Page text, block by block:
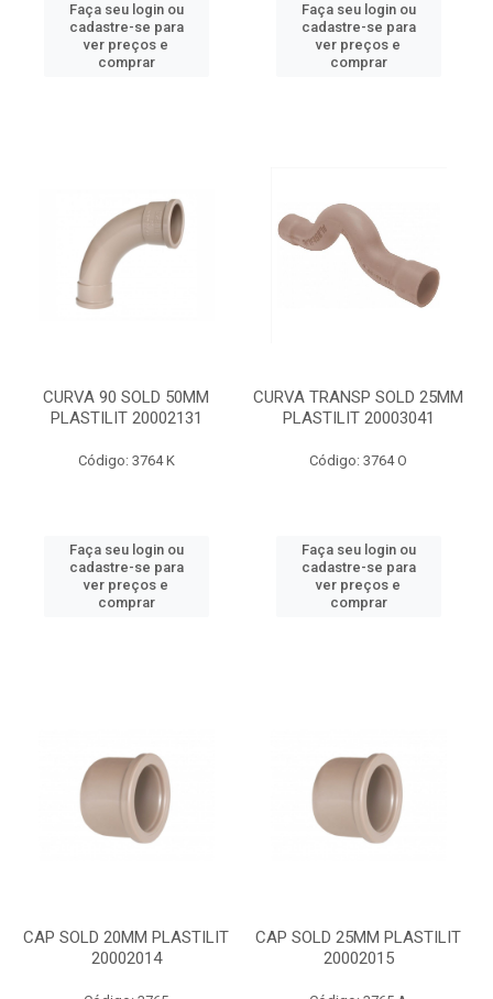
Faça seu login ou
cadastre-se para
ver preços e
comprar
Faça seu login ou
cadastre-se para
ver preços e
comprar
CURVA 90 SOLD 50MM
PLASTILIT 20002131
Código: 3764 K
Faça seu login ou
cadastre-se para
ver preços e
comprar
CURVA TRANSP SOLD 25MM
PLASTILIT 20003041
Código: 3764 O
Faça seu login ou
cadastre-se para
ver preços e
comprar
CAP SOLD 20MM PLASTILIT
20002014
CAP SOLD 25MM PLASTILIT
20002015